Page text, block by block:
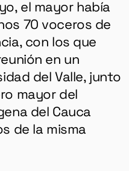
el mayor había
70 voceros de
con los que
en un
del Valle, junto
mayor del
del Cauca
de la misma